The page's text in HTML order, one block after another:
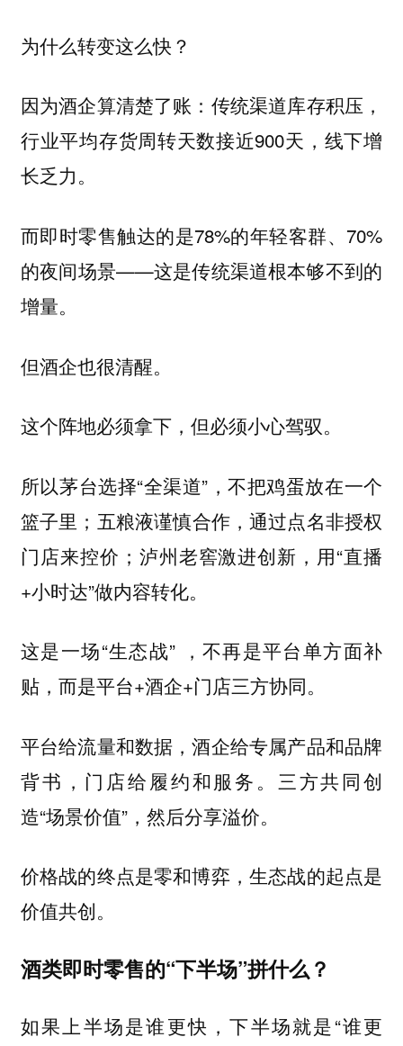
为什么转变这么快？
因为酒企算清楚了账：传统渠道库存积压，
行业平均存货周转天数接近900天，线下增
长乏力。
而即时零售触达的是78%的年轻客群、70%
的夜间场景——这是传统渠道根本够不到的
增量。
但酒企也很清醒。
这个阵地必须拿下，但必须小心驾驭。
所以茅台选择“全渠道”，不把鸡蛋放在一个
篮子里；五粮液谨慎合作，通过点名非授权
门店来控价；泸州老窖激进创新，用“直播
+小时达”做内容转化。
这是一场“生态战” ，不再是平台单方面补
贴，而是平台+酒企+门店三方协同。
平台给流量和数据，酒企给专属产品和品牌
背书，门店给履约和服务。三方共同创
造“场景价值”，然后分享溢价。
价格战的终点是零和博弈，生态战的起点是
价值共创。
酒类即时零售的“下半场”拼什么？
如果上半场是谁更快，下半场就是“谁更